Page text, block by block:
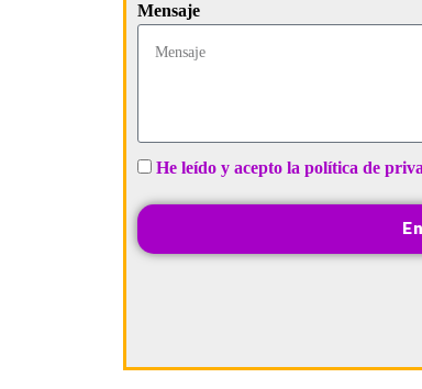
Mensaje
He leído y acepto la política de